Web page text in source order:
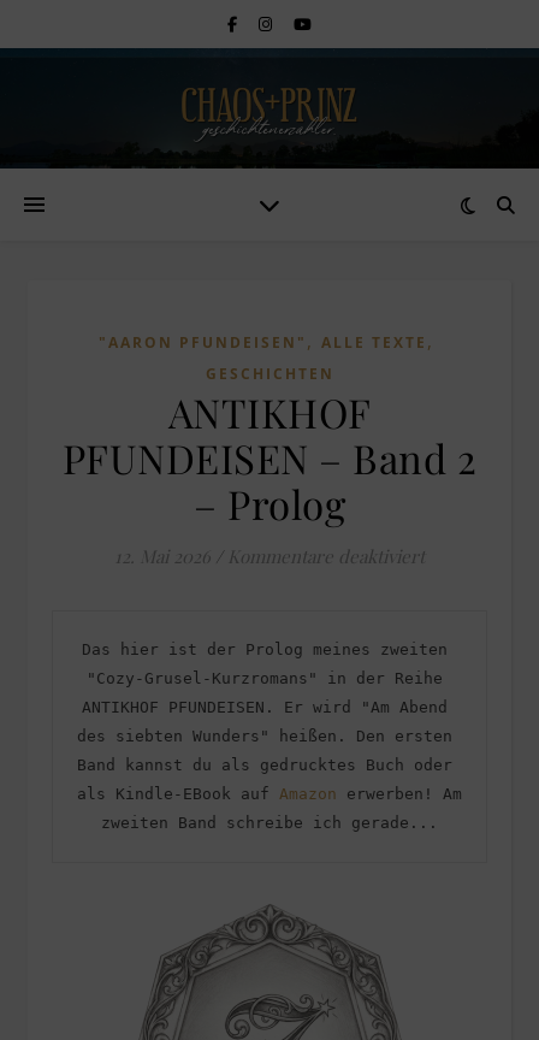
"AARON PFUNDEISEN" , ALLE TEXTE ,
GESCHICHTEN
ANTIKHOF
PFUNDEISEN – Band 2
– Prolog
12. Mai 2026 / Kommentare deaktiviertfür
Das hier ist der Prolog meines zweiten
"Cozy-Grusel-Kurzromans" in der Reihe
ANTIKHOF PFUNDEISEN. Er wird "Am Abend
des siebten Wunders" heißen. Den ersten
Band kannst du als gedrucktes Buch oder
als Kindle-EBook auf Amazon erwerben! Am
zweiten Band schreibe ich gerade...